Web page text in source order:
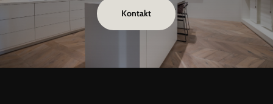
Kontakt